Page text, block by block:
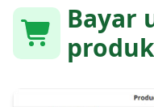
Bayar
produk